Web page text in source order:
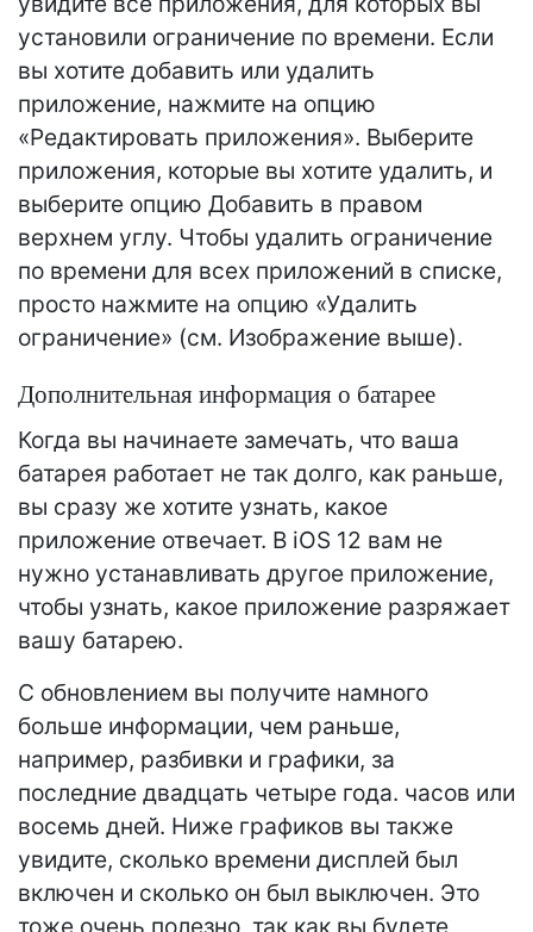
установили ограничение по времени. Если
вы хотите добавить или удалить
приложение, нажмите на опцию
«Редактировать приложения». Выберите
приложения, которые вы хотите удалить, и
выберите опцию Добавить в правом
верхнем углу. Чтобы удалить ограничение
по времени для всех приложений в списке,
просто нажмите на опцию «Удалить
ограничение» (см. Изображение выше).
Дополнительная информация о батарее
Когда вы начинаете замечать, что ваша
батарея работает не так долго, как раньше,
вы сразу же хотите узнать, какое
приложение отвечает. В iOS 12 вам не
нужно устанавливать другое приложение,
чтобы узнать, какое приложение разряжает
вашу батарею.
С обновлением вы получите намного
больше информации, чем раньше,
например, разбивки и графики, за
последние двадцать четыре года. часов или
восемь дней. Ниже графиков вы также
увидите, сколько времени дисплей был
включен и сколько он был выключен. Это